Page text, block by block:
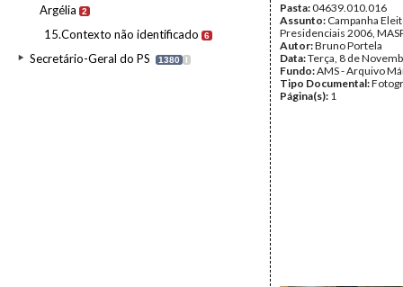
Argélia
2
15.Contexto não identificado 6
Secretário-Geral do PS 1380 I
Pasta:04639.010.016
Assunto: Campanha
Presidenciais 2006,
Autor:Bruno Portela
Data:Terça, 8 de
Fundo:AMS - Arquivo
Tipo Documental:
Página(s): 1